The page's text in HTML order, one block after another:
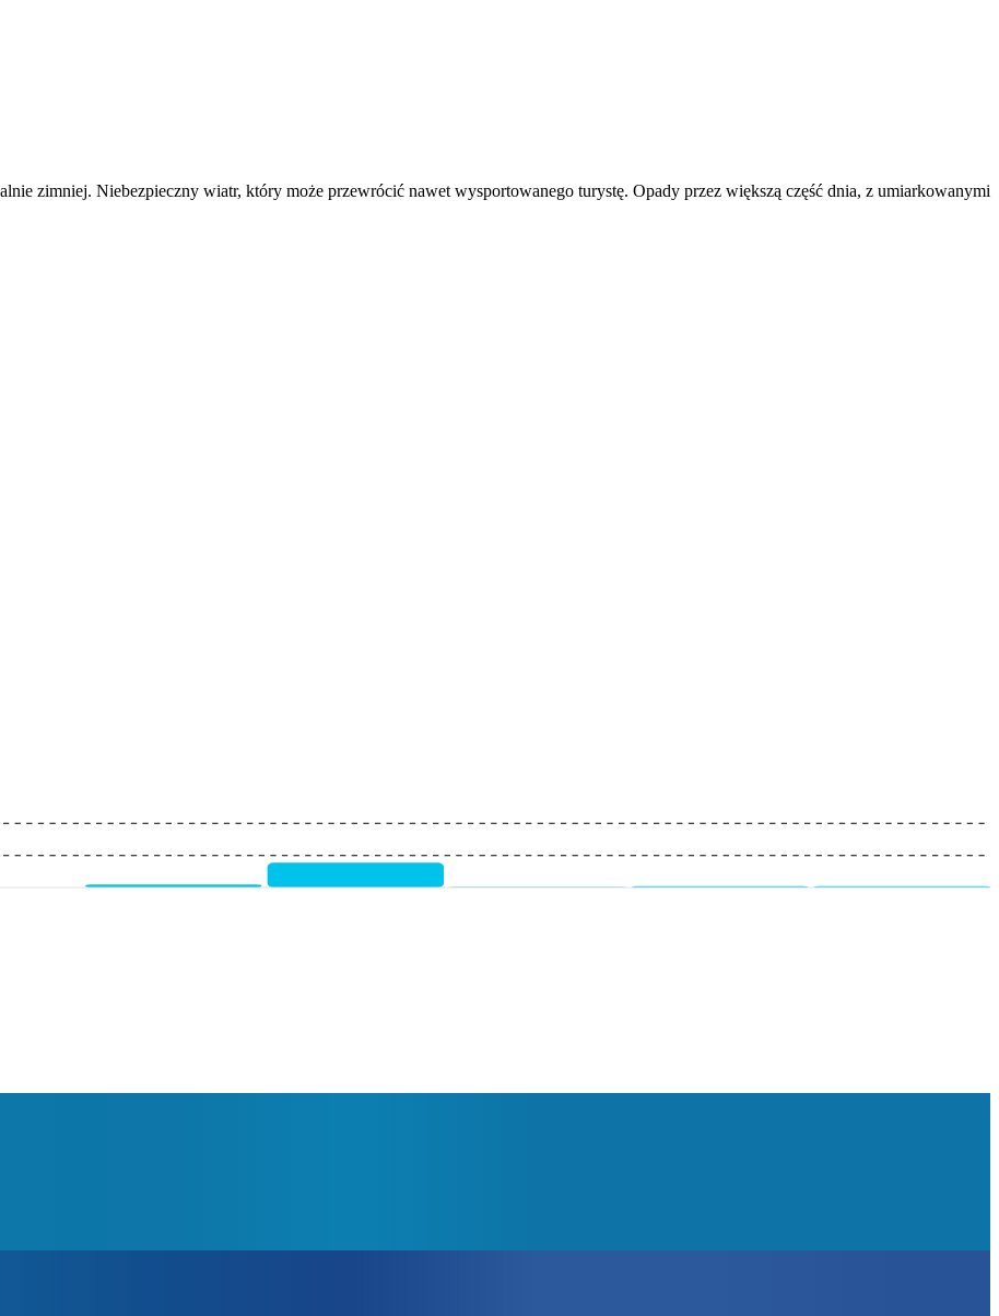
zimniej. Niebezpieczny wiatr, który może przewrócić nawet wysportowanego turystę. Opady przez większą część dnia, z umiarkowanymi